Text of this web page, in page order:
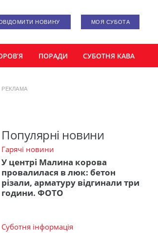
НОВИНУ МОЯ СУБОТА
ПОРАДИ СУБОТНЯ КАВА
РЕКЛАМА
Популярні новини
Гарячі новини
У центрі Малина корова
провалилася в люк: бетон
різали, арматуру відгинали три
години. ФОТО
Суботня інформація